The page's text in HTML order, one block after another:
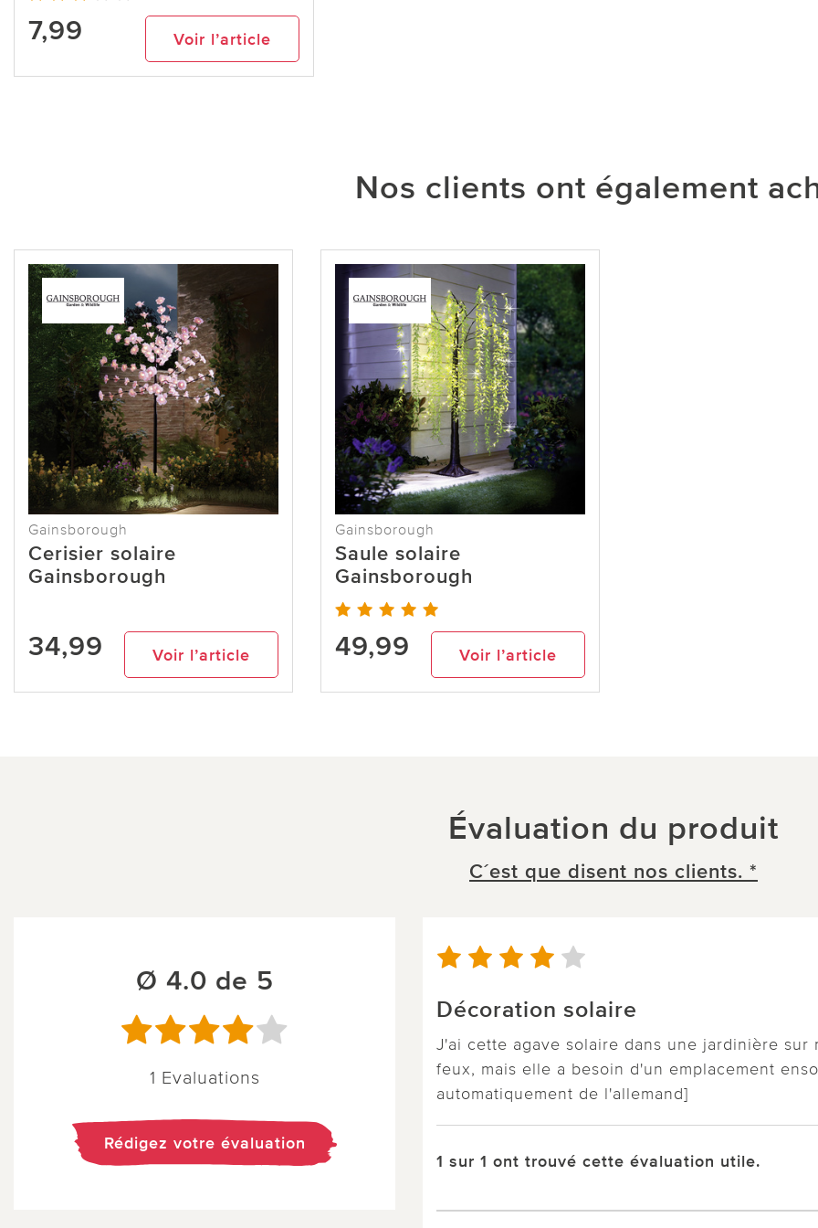
7,99 Voir l’article
Nos clients ont également
Gainsborough
Cerisier solaire
Gainsborough
34,99 Voir l’article
Gainsborough
Saule solaire
Gainsborough
49,99 Voir l’article
Évaluation du produit
C´est que disent nos clients. *
Ø 4.0 de 5
1 Evaluations
Rédigez votre évaluation
Décoration solaire
J'ai cette agave solaire dans une jardinière
feux, mais elle a besoin d'un emplacement
automatiquement de l'allemand]
1 sur 1 ont trouvé cette évaluation utile.